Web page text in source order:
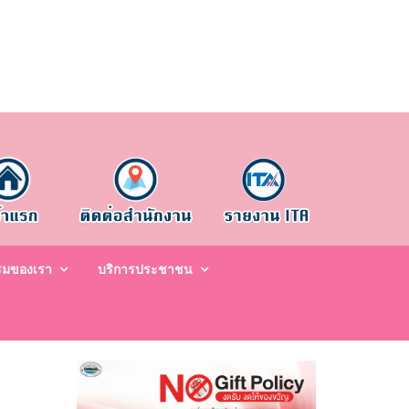
ของเรา บริการประชาชน